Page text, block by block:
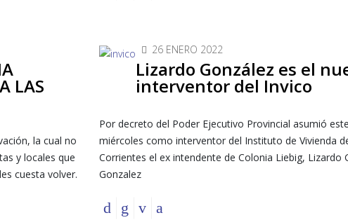
LAS
la cual no
y locales que
cuesta volver.
26 ENERO 2022
Lizardo González es el
interventor del Invico
Por decreto del Poder Ejecutivo Provincial asumió este
miércoles como interventor del Instituto de Vivienda
Corrientes el ex intendente de Colonia Liebig, Lizardo
Gonzalez